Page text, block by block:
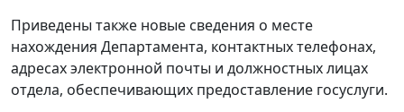
Приведены также новые сведения о месте
нахождения Департамента, контактных телефонах,
адресах электронной почты и должностных лицах
отдела, обеспечивающих предоставление госуслуги.